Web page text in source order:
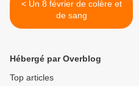
< Un 8 février de colère et
de sang
Hébergé par Overblog
Top articles